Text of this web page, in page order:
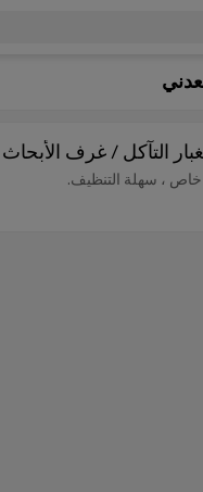
التآكل / غرف الأبحاث
، سهلة التنظيف.